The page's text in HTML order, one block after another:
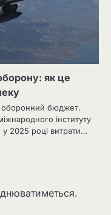
як це
оборонний бюджет.
інституту
2025 році витрати…